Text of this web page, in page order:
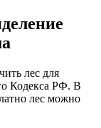
лес для
Кодекса РФ. В
лес можно